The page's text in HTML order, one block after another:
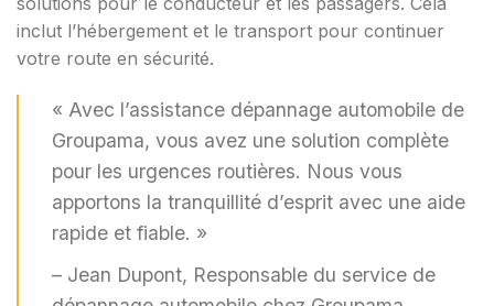
inclut l’hébergement et le transport pour continuer
votre route en sécurité.
« Avec l’assistance dépannage automobile de
Groupama, vous avez une solution complète
pour les urgences routières. Nous vous
apportons la tranquillité d’esprit avec une aide
rapide et fiable. »
– Jean Dupont, Responsable du service de